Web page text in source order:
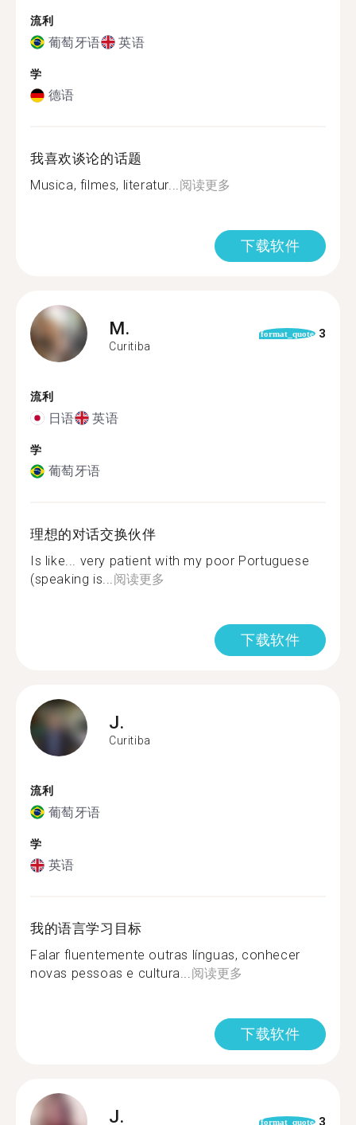
流利
葡萄牙语 英语
学
德语
我喜欢谈论的话题
Musica, filmes, literatur...阅读更多
下载软件
M.
Curitiba
format_quote 3
流利
日语 英语
学
葡萄牙语
理想的对话交换伙伴
Is like... very patient with my poor Portuguese
(speaking is...阅读更多
下载软件
J.
Curitiba
流利
葡萄牙语
学
英语
我的语言学习目标
Falar fluentemente outras línguas, conhecer
novas pessoas e cultura...阅读更多
下载软件
J. format_quote 3